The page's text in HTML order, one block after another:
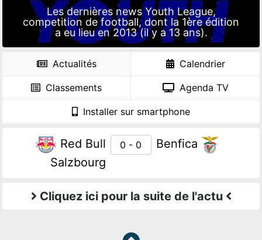
Les dernières news Youth League,
competition de football, dont la 1ère édition
a eu lieu en 2013 (il y a 13 ans).
Actualités Calendrier
Classements Agenda TV
Installer sur smartphone
Red Bull
Salzbourg
0 - 0 Benfica
Cliquez ici pour la suite de l'actu